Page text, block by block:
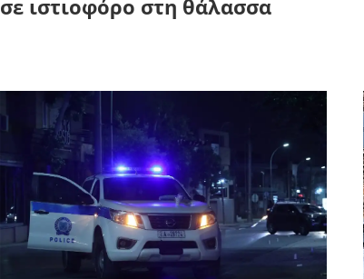
σε ιστιοφόρο στη θάλασσα